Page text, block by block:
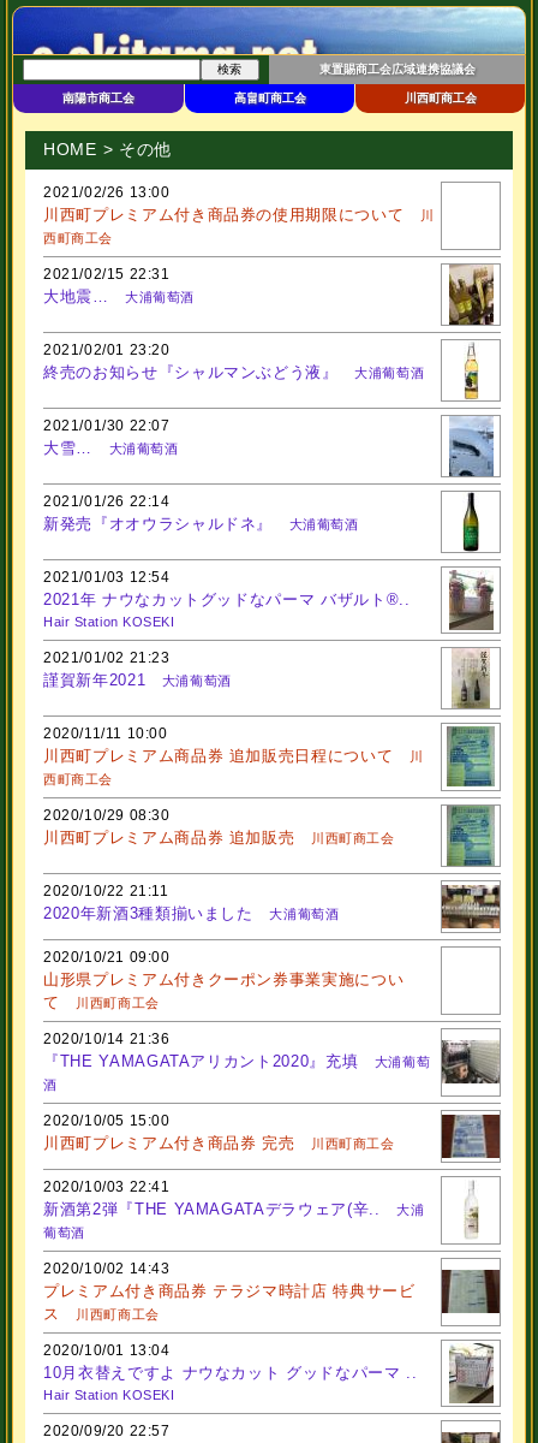
南陽市商工会 高畠町商工会 川西町商工会
東置賜商工会広域連携協議会
HOME > その他
2021/02/26 13:00
川西町プレミアム付き商品券の使用期限について
川
西町商工会
2021/02/15 22:31
大地震… 大浦葡萄酒
2021/02/01 23:20
終売のお知らせ『シャルマンぶどう液』 大浦葡萄酒
2021/01/30 22:07
大雪… 大浦葡萄酒
2021/01/26 22:14
新発売『オオウラシャルドネ』 大浦葡萄酒
2021/01/03 12:54
2021年 ナウなカットグッドなパーマ バザルト®..
Hair Station KOSEKI
2021/01/02 21:23
謹賀新年2021 大浦葡萄酒
2020/11/11 10:00
川西町プレミアム商品券 追加販売日程について
川
西町商工会
2020/10/29 08:30
川西町プレミアム商品券 追加販売 川西町商工会
2020/10/22 21:11
2020年新酒3種類揃いました 大浦葡萄酒
2020/10/21 09:00
山形県プレミアム付きクーポン券事業実施につい
て
川西町商工会
2020/10/14 21:36
『THE YAMAGATAアリカント2020』充填
大浦葡萄
酒
2020/10/05 15:00
川西町プレミアム付き商品券 完売 川西町商工会
2020/10/03 22:41
新酒第2弾『THE YAMAGATAデラウェア(辛..
大浦
葡萄酒
2020/10/02 14:43
プレミアム付き商品券 テラジマ時計店 特典サービ
ス
川西町商工会
2020/10/01 13:04
10月衣替えですよ ナウなカット グッドなパーマ ..
Hair Station KOSEKI
2020/09/20 22:57